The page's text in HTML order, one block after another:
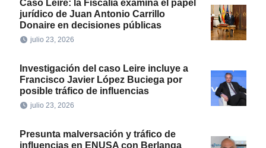
Caso Leire: la Fiscalía examina el papel
jurídico de Juan Antonio Carrillo
Donaire en decisiones públicas
julio 23, 2026
Investigación del caso Leire incluye a
Francisco Javier López Buciega por
posible tráfico de influencias
julio 23, 2026
Presunta malversación y tráfico de
influencias en ENUSA con Berlanga